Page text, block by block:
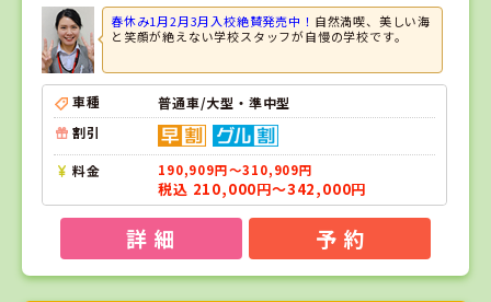
春休み1月2月3月入校絶賛発売中！ 自然満喫、美しい海
と笑顔が絶えない学校スタッフが自慢の学校です。
車種
普通車/大型・準中型
割引
料金 190,909円～310,909円
税込 210,000円～342,000円
詳 細 予 約